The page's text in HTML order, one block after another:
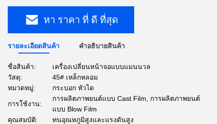
หา ราคา ที่ ดี ที่สุด
รายละเอียดสินค้า คําอธิบายสินค้า
ชื่อสินค้า:
เครื่องเปลี่ยนหน้าจอแบบแมนนวล
วัสดุ:
45# เหล็กหลอม
หมวดหมู่:
กระบอก หัวได
การใช้งาน:
การผลิตภาพยนต์แบบ Cast Film, การผลิตภาพยนต์
แบบ Blow Film
คุณสมบัติ:
ทนอุณหภูมิสูงและแรงดันสูง